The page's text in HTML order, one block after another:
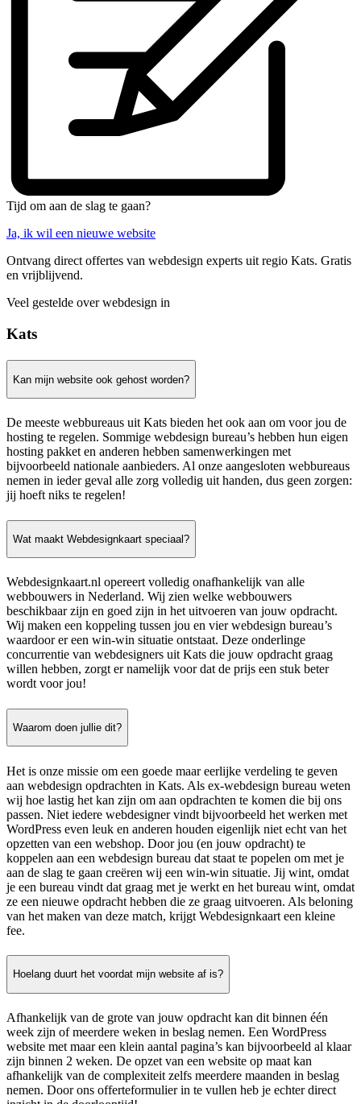
Tijd om aan de slag te gaan?
Ja, ik wil een nieuwe website
Ontvang direct offertes van webdesign experts uit regio Kats. Gratis
en vrijblijvend.
Veel gestelde over webdesign in
Kats
Kan mijn website ook gehost worden?
De meeste webbureaus uit Kats bieden het ook aan om voor jou de
hosting te regelen. Sommige webdesign bureau’s hebben hun eigen
hosting pakket en anderen hebben samenwerkingen met
bijvoorbeeld nationale aanbieders. Al onze aangesloten webbureaus
nemen in ieder geval alle zorg volledig uit handen, dus geen zorgen:
jij hoeft niks te regelen!
Wat maakt Webdesignkaart speciaal?
Webdesignkaart.nl opereert volledig onafhankelijk van alle
webbouwers in Nederland. Wij zien welke webbouwers
beschikbaar zijn en goed zijn in het uitvoeren van jouw opdracht.
Wij maken een koppeling tussen jou en vier webdesign bureau’s
waardoor er een win-win situatie ontstaat. Deze onderlinge
concurrentie van webdesigners uit Kats die jouw opdracht graag
willen hebben, zorgt er namelijk voor dat de prijs een stuk beter
wordt voor jou!
Waarom doen jullie dit?
Het is onze missie om een goede maar eerlijke verdeling te geven
aan webdesign opdrachten in Kats. Als ex-webdesign bureau weten
wij hoe lastig het kan zijn om aan opdrachten te komen die bij ons
passen. Niet iedere webdesigner vindt bijvoorbeeld het werken met
WordPress even leuk en anderen houden eigenlijk niet echt van het
opzetten van een webshop. Door jou (en jouw opdracht) te
koppelen aan een webdesign bureau dat staat te popelen om met je
aan de slag te gaan creëren wij een win-win situatie. Jij wint, omdat
je een bureau vindt dat graag met je werkt en het bureau wint, omdat
ze een nieuwe opdracht hebben die ze graag uitvoeren. Als beloning
van het maken van deze match, krijgt Webdesignkaart een kleine
fee.
Hoelang duurt het voordat mijn website af is?
Afhankelijk van de grote van jouw opdracht kan dit binnen één
week zijn of meerdere weken in beslag nemen. Een WordPress
website met maar een klein aantal pagina’s kan bijvoorbeeld al klaar
zijn binnen 2 weken. De opzet van een website op maat kan
afhankelijk van de complexiteit zelfs meerdere maanden in beslag
nemen. Door ons offerteformulier in te vullen heb je echter direct